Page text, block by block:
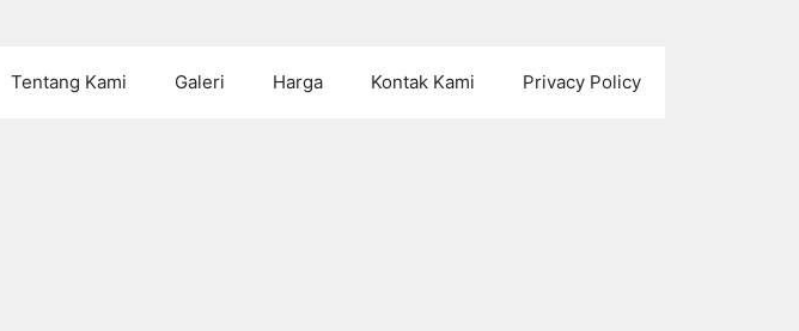
Tentang Kami Galeri Harga Kontak Kami Privacy Policy